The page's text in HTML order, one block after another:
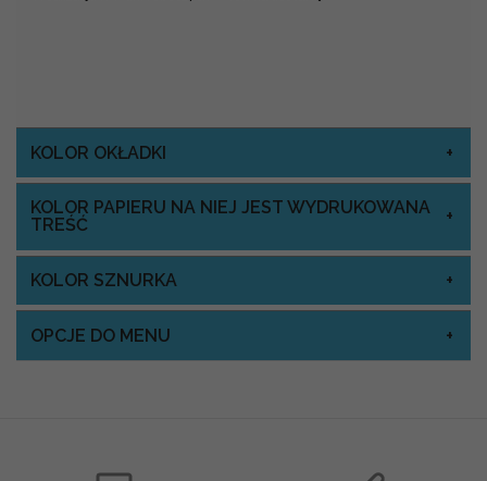
KOLOR OKŁADKI
KOLOR PAPIERU NA NIEJ JEST WYDRUKOWANA
TREŚĆ
KOLOR SZNURKA
OPCJE DO MENU